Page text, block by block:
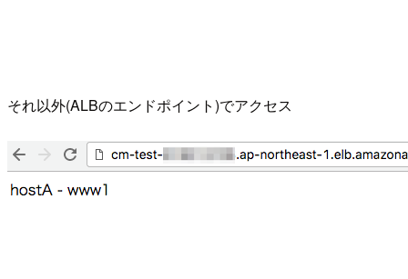
それ以外(ALBのエンドポイント)でアクセス